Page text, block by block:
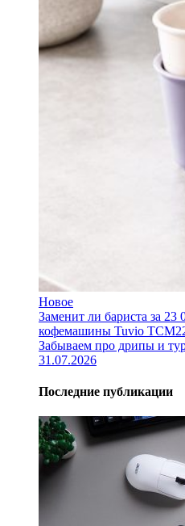
Новое
Заменит ли бариста за 23
кофемашины Tuvio
Забываем про дрипы и
31.07.2026
Последние публикации